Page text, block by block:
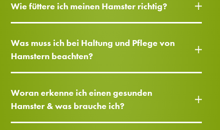
Wie füttere ich meinen Hamster richtig?
Was muss ich bei Haltung und Pflege von
Hamstern beachten?
Woran erkenne ich einen gesunden
Hamster & was brauche ich?